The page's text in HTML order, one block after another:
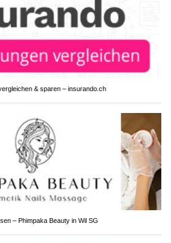
& sparen – insurando.ch
– Phimpaka Beauty in Wil SG